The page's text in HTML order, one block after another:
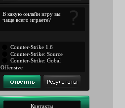
В какую онлайн игру вы
чаще всего играете?
Counter-Strike 1.6
Counter-Strike: Source
Counter-Strike: Gobal
Offensive
Контакты